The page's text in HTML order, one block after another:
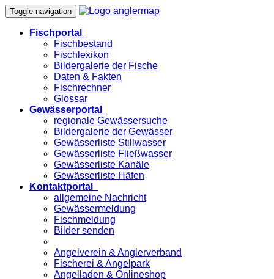
Toggle navigation
Fischportal
Fischbestand
Fischlexikon
Bildergalerie der Fische
Daten & Fakten
Fischrechner
Glossar
Gewässerportal
regionale Gewässersuche
Bildergalerie der Gewässer
Gewässerliste Stillwasser
Gewässerliste Fließwasser
Gewässerliste Kanäle
Gewässerliste Häfen
Kontaktportal
allgemeine Nachricht
Gewässermeldung
Fischmeldung
Bilder senden
Angelverein & Anglerverband
Fischerei & Angelpark
Angelladen & Onlineshop